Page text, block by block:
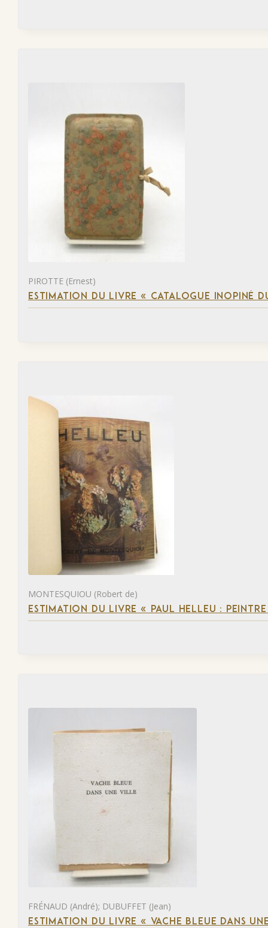
PIROTTE (Ernest)
ESTIMATION DU LIVRE « CATALOGUE INOPINÉ
MONTESQUIOU (Robert de)
ESTIMATION DU LIVRE « PAUL HELLEU :
FRÉNAUD (André); DUBUFFET (Jean)
ESTIMATION DU LIVRE « VACHE BLEUE DANS